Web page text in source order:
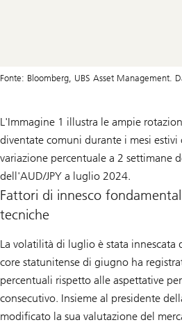
Fonte: Bloomberg, UBS Asset Management.
L'Immagine 1 illustra le ampie
diventate comuni durante i mesi
variazione percentuale a 2 settimane
dell'AUD/JPY a luglio 2024.
Fattori di innesco
tecniche
La volatilità di luglio è stata innescata
core statunitense di giugno ha
percentuali rispetto alle aspettative
consecutivo. Insieme al presidente
modificato la sua valutazione del